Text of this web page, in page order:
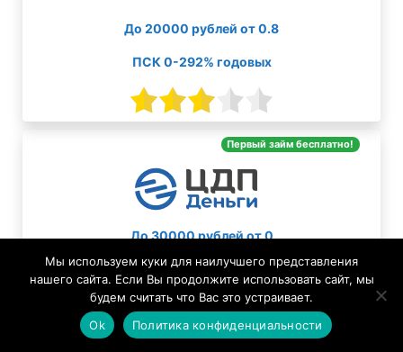
До 20000 рублей от 0.8
ПСК 0-292% годовых
Первый займ бесплатно!
До 30000 рублей от 0
ПСК 0-292% годовых
Мы используем куки для наилучшего представления
нашего сайта. Если Вы продолжите использовать сайт, мы
будем считать что Вас это устраивает.
Ok
Политика конфиденциальности